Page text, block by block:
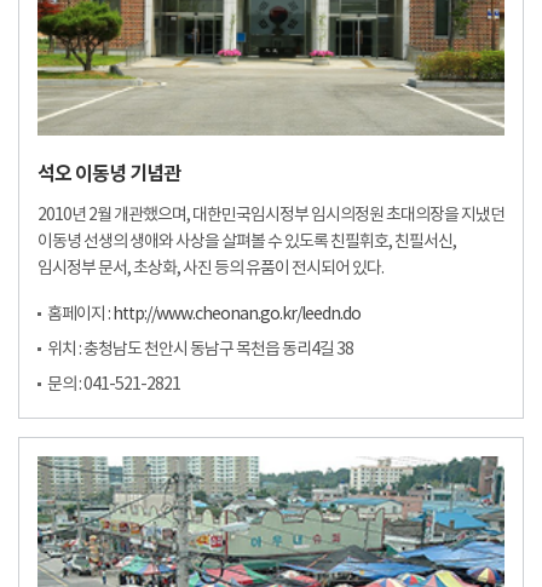
석오 이동녕 기념관
2010년 2월 개관했으며, 대한민국임시정부 임시의정원 초대의장을 지냈던
이동녕 선생의 생애와 사상을 살펴볼 수 있도록 친필휘호, 친필서신,
임시정부 문서, 초상화, 사진 등의 유품이 전시되어 있다.
홈페이지 : http://www.cheonan.go.kr/leedn.do
위치 : 충청남도 천안시 동남구 목천읍 동리4길 38
문의 : 041-521-2821